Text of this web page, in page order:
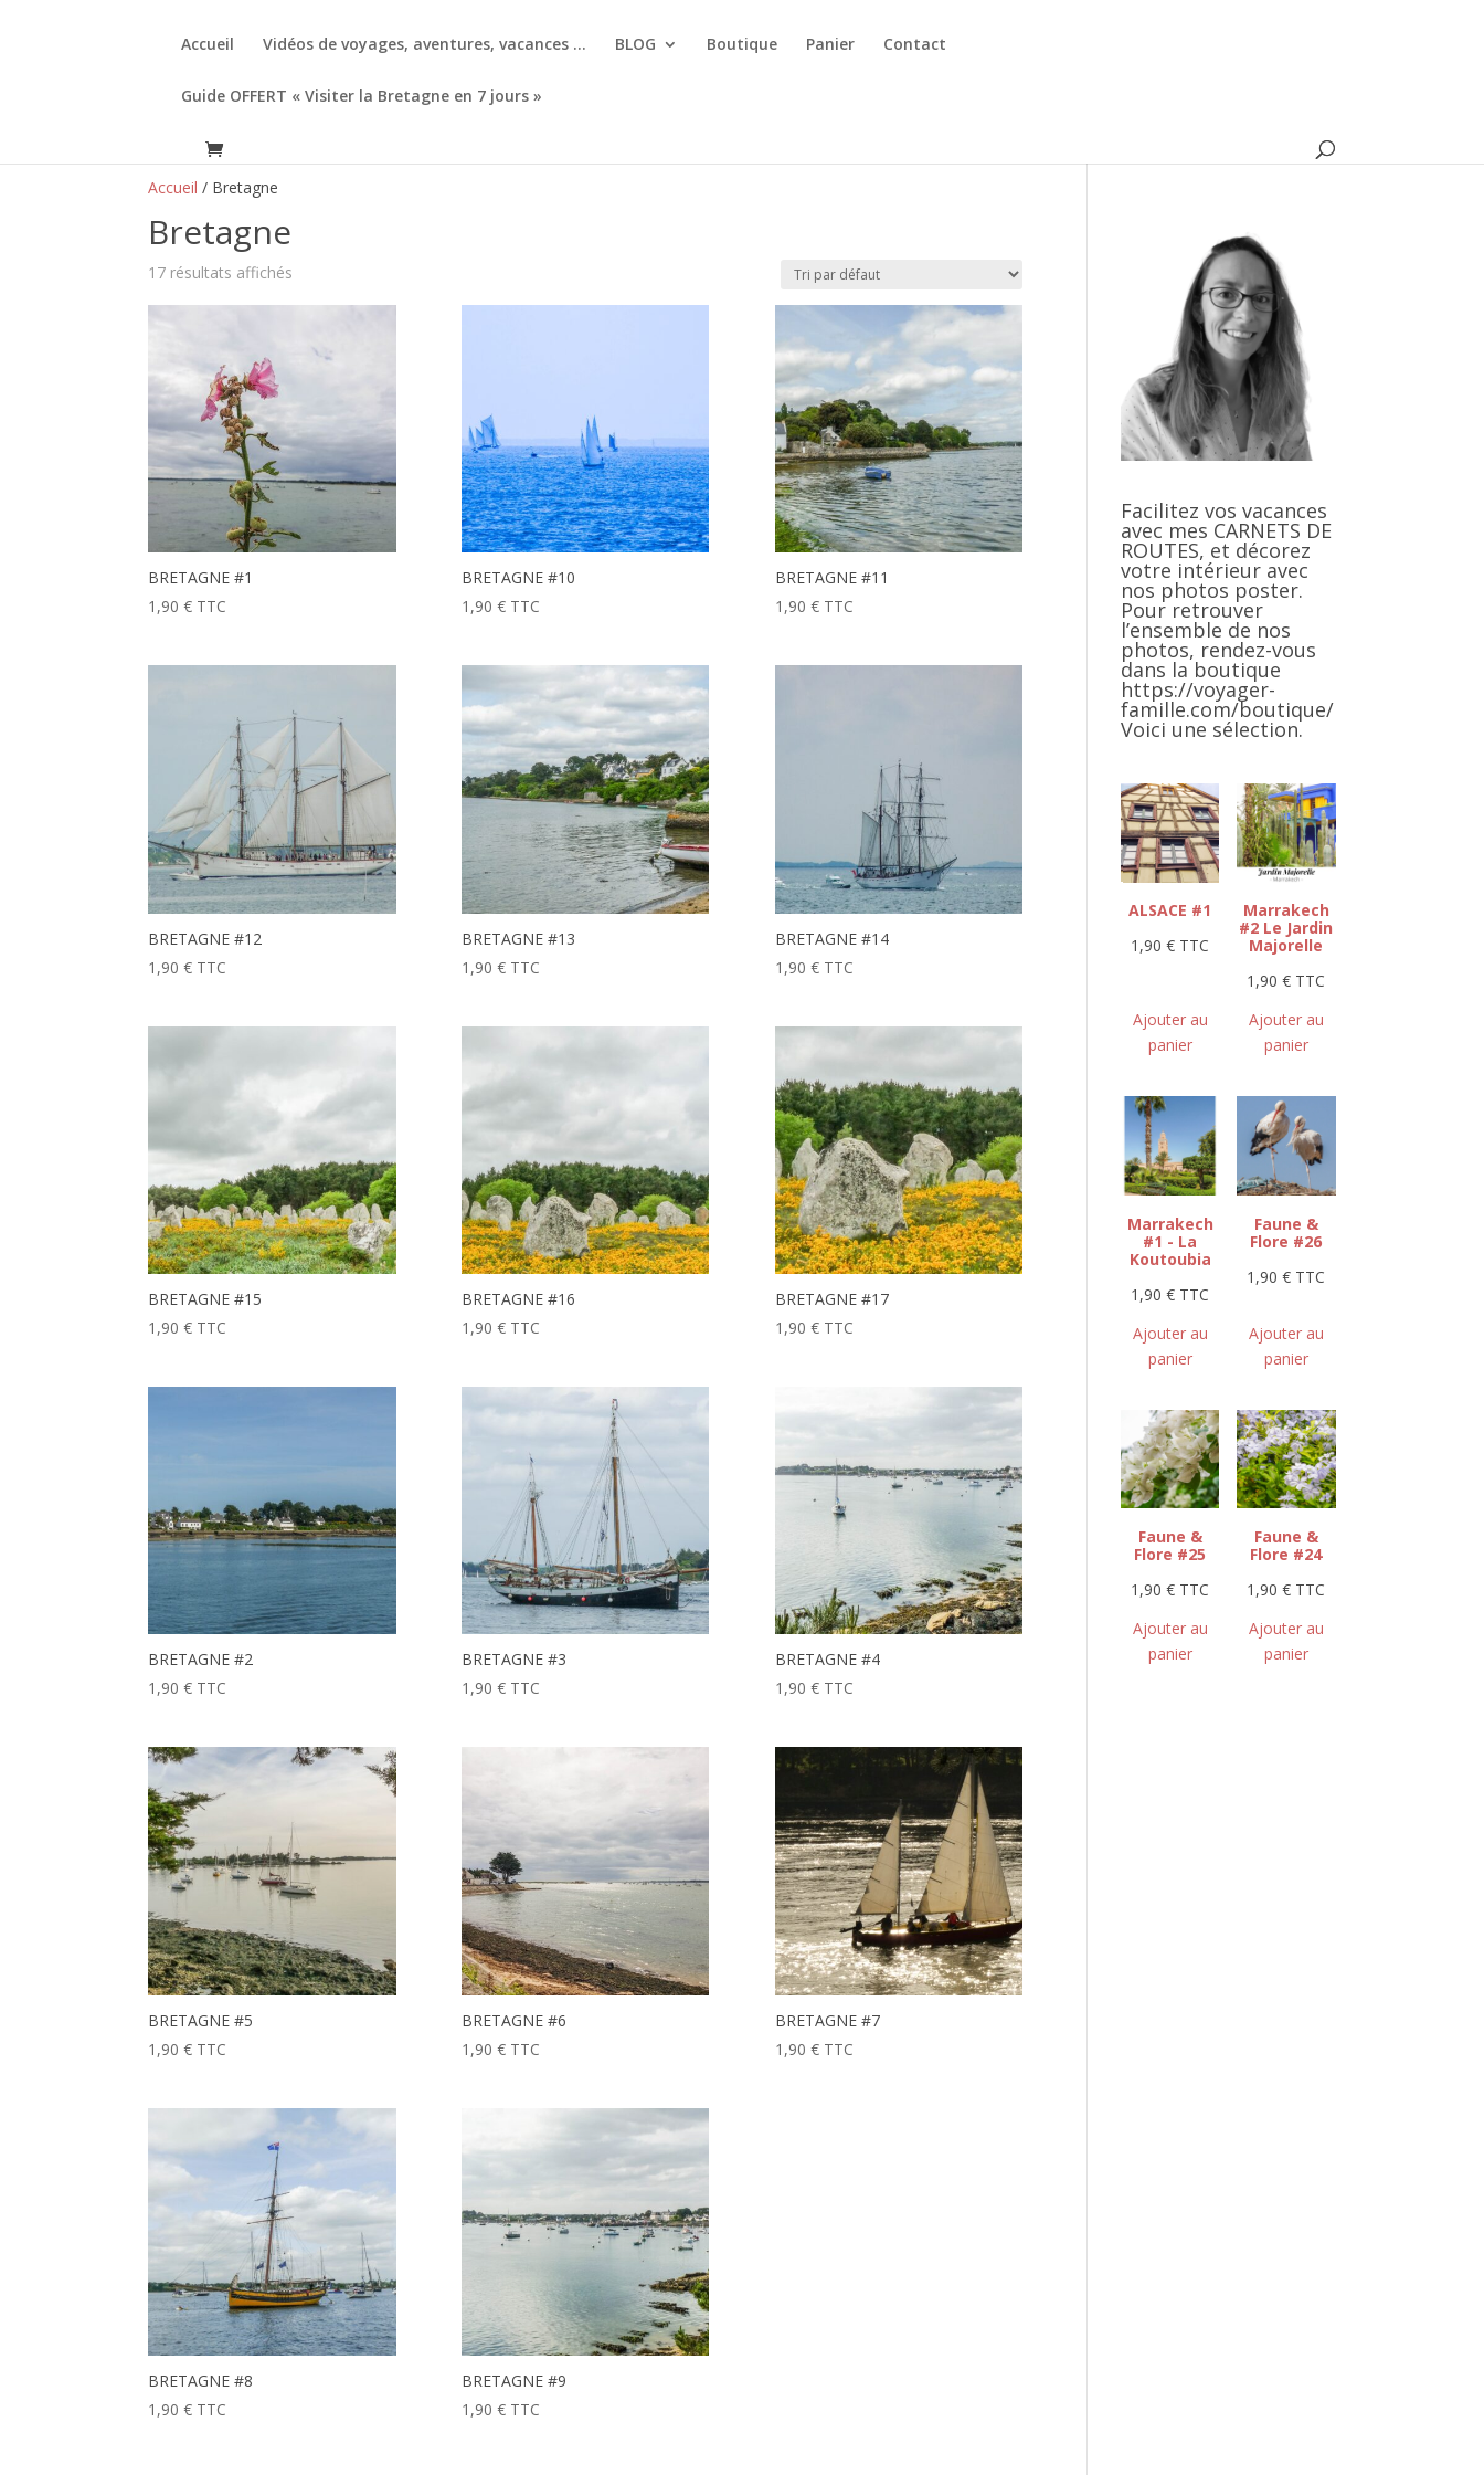
Accueil Vidéos de voyages, aventures, vacances … BLOG Boutique Panier Contact
Guide OFFERT « Visiter la Bretagne en 7 jours »
Accueil / Bretagne
Bretagne
17 résultats affichés
BRETAGNE #1
1,90€ TTC
BRETAGNE #10
1,90 € TTC
BRETAGNE #11
1,90 € TTC
BRETAGNE #12
1,90€ TTC
BRETAGNE #13
1,90 € TTC
BRETAGNE #14
1,90 € TTC
BRETAGNE #15
1,90€ TTC
BRETAGNE #16
1,90 € TTC
BRETAGNE #17
1,90 € TTC
BRETAGNE #2
1,90€ TTC
BRETAGNE #3
1,90 € TTC
BRETAGNE #4
1,90 € TTC
BRETAGNE #5
1,90€ TTC
BRETAGNE #6
1,90 € TTC
BRETAGNE #7
1,90 € TTC
BRETAGNE #8
1,90€ TTC
BRETAGNE #9
1,90 € TTC
Facilitez vos vacances
avec mes CARNETS DE
ROUTES, et décorez
votre intérieur avec
nos photos poster.
Pour retrouver
l’ensemble de nos
photos, rendez-vous
dans la boutique
https://voyager-
famille.com/boutique/
Voici une sélection.
ALSACE #1
1,90€ TTC
Ajouter au
panier
Marrakech
#2 Le Jardin
Majorelle
1,90€ TTC
Ajouter au
panier
Marrakech
#1 - La
Koutoubia
1,90€ TTC
Ajouter au
panier
Faune &
Flore #26
1,90€ TTC
Ajouter au
panier
Faune &
Flore #25
1,90€ TTC
Ajouter au
panier
Faune &
Flore #24
1,90€ TTC
Ajouter au
panier